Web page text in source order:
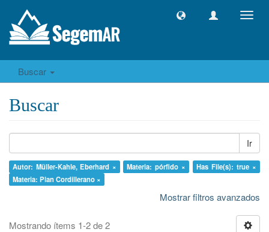
Buscar
Buscar
Ir
Autor: Müller-Kahle, Eberhard × Materia: pórfido ×
Has File(s): true ×
Materia: Plan Cordillerano ×
Mostrar filtros avanzados
Mostrando ítems 1-2 de 2